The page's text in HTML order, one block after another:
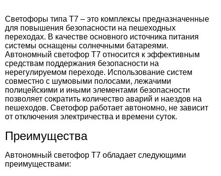
Светофоры типа Т7 – это комплексы предназначенные
для повышения безопасности на пешеходных
переходах. В качестве основного источника питания
системы оснащены солнечными батареями.
Автономный светофор Т7 относится к эффективным
средствам поддержания безопасности на
нерегулируемом переходе. Использование систем
совместно с шумовыми полосами, лежачими
полицейскими и иными элементами безопасности
позволяет сократить количество аварий и наездов на
пешеходов. Светофор работает автономно, не зависит
от отключения электричества и времени суток.
Преимущества
Автономный светофор Т7 обладает следующими
преимуществами: